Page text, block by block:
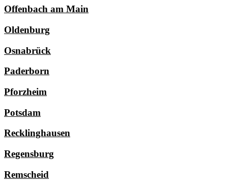
Offenbach am Main
Oldenburg
Osnabrück
Paderborn
Pforzheim
Potsdam
Recklinghausen
Regensburg
Remscheid